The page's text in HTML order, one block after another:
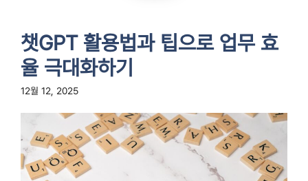
챗GPT 활용법과 팁으로 업무 효
율 극대화하기
12월 12, 2025